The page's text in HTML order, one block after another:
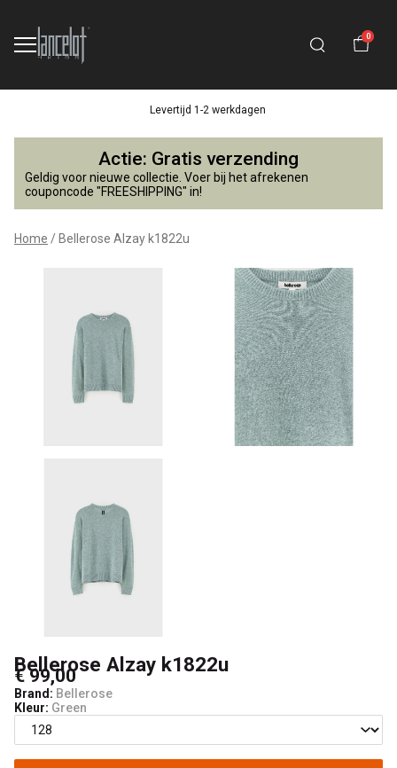
0
Levertijd 1-2 werkdagen
Bellerose
Alzay
k1822u
Kids
Actie: Gratis verzending
Geldig voor nieuwe collectie. Voer bij het afrekenen
couponcode "FREESHIPPING" in!
Home Bellerose Alzay k1822u
Bellerose Alzay k1822u
€ 99,00
Brand: Bellerose
Kleur: Green